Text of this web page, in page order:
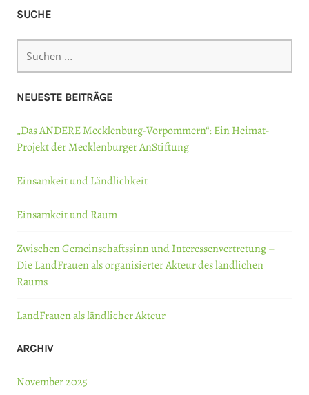
SUCHE
nach:
NEUESTE BEITRÄGE
„Das ANDERE Mecklenburg-Vorpommern“: Ein Heimat-
Projekt der Mecklenburger AnStiftung
Einsamkeit und Ländlichkeit
Einsamkeit und Raum
Zwischen Gemeinschaftssinn und Interessenvertretung –
Die LandFrauen als organisierter Akteur des ländlichen
Raums
LandFrauen als ländlicher Akteur
ARCHIV
November 2025